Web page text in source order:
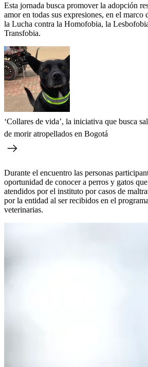
Esta jornada busca promover la adopción
amor en todas sus expresiones, en el
la Lucha contra la Homofobia, la
Transfobia.
‘Collares de vida’, la iniciativa que busca
de morir atropellados en Bogotá
Durante el encuentro las personas
oportunidad de conocer a perros y gatos
atendidos por el instituto por casos de
por la entidad al ser recibidos en el
veterinarias.